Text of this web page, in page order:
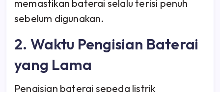
memastikan baterai selalu terisi penuh
sebelum digunakan.
2. Waktu Pengisian Baterai
yang Lama
Pengisian baterai sepeda listrik